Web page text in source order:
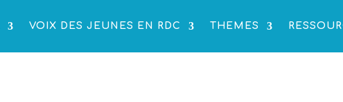
VOIX DES JEUNES EN RDC THEMES